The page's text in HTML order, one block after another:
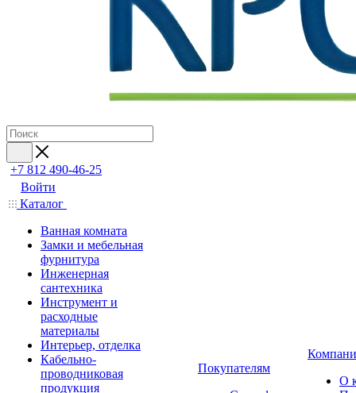
+7 812 490-46-25
Войти
Каталог
Ванная комната
Замки и мебельная
фурнитура
Инженерная
сантехника
Инструмент и
расходные
материалы
Интерьер, отделка
Кабельно-
проводниковая
продукция
Покупателям
О